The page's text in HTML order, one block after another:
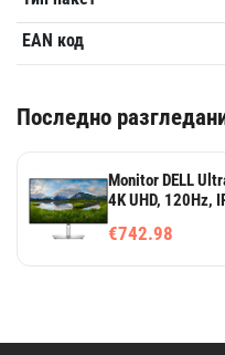
EAN код
Последно
Monitor DELL
4K UHD, 120Hz,
(DP/PD), 3xUSB-
€742.98